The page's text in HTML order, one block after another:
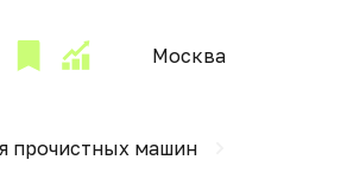
Москва
прочистных машин